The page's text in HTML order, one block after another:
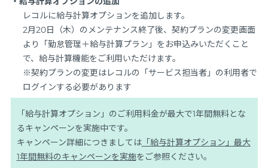
レコルに給与計算オプションを追加します。
2月20日（木）のメンテナンス終了後、契約プランの変更画面
より「勤怠管理＋給与計算プラン」をお申込みいただくこと
で、給与計算機能をご利用いただけます。
※契約プランの変更はレコルの「サービス担当者」の利用者で
ログインする必要があります
「給与計算オプション」のご利用料金が最大で1年間無料とな
るキャンペーンを実施中です。
キャンペーン詳細につきましては「給与計算オプション」最大
1年間無料のキャンペーンを実施をご参照ください。